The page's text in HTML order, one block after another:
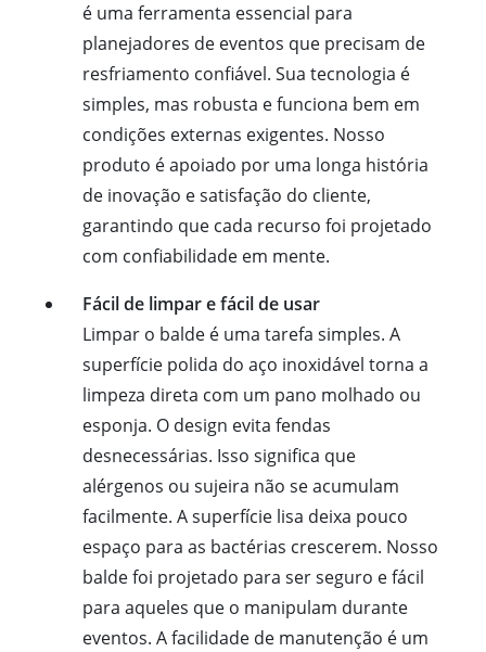
é uma ferramenta essencial para
planejadores de eventos que precisam de
resfriamento confiável. Sua tecnologia é
simples, mas robusta e funciona bem em
condições externas exigentes. Nosso
produto é apoiado por uma longa história
de inovação e satisfação do cliente,
garantindo que cada recurso foi projetado
com confiabilidade em mente.
Fácil de limpar e fácil de usar
Limpar o balde é uma tarefa simples. A
superfície polida do aço inoxidável torna a
limpeza direta com um pano molhado ou
esponja. O design evita fendas
desnecessárias. Isso significa que
alérgenos ou sujeira não se acumulam
facilmente. A superfície lisa deixa pouco
espaço para as bactérias crescerem. Nosso
balde foi projetado para ser seguro e fácil
para aqueles que o manipulam durante
eventos. A facilidade de manutenção é um